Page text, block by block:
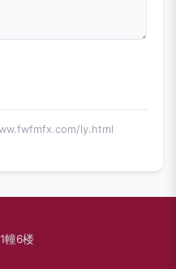
ly.html
幢6楼